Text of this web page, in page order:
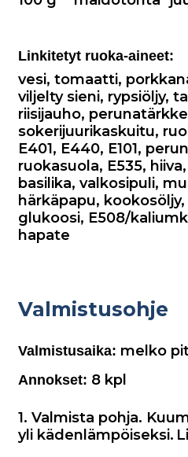
Linkitetyt ruoka-aineet:
vesi, tomaatti,
viljelty sieni, rypsiöljy,
riisijauho,
sokerijuurikaskuitu,
E401, E440, E101,
ruokasuola, E535, hiiva,
basilika, valkosipuli,
härkäpapu, kookosöljy,
glukoosi, E508/
hapate
Valmistusohje
Valmistusaika: melko
Annokset: 8 kpl
1. Valmista pohja.
yli kädenlämpöiseksi.